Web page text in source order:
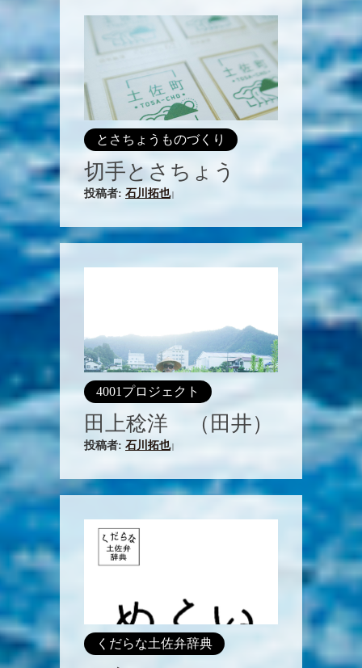
とさちょうものづくり
切手とさちょう
投稿者: 石川拓也|
4001プロジェクト
田上稔洋 （田井）
投稿者: 石川拓也|
くだらな土佐弁辞典